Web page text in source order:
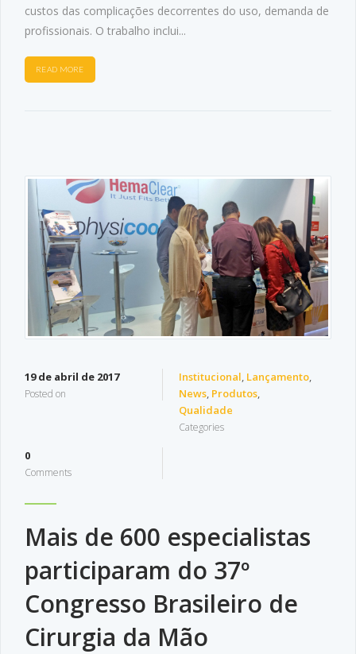
custos das complicações decorrentes do uso, demanda de
profissionais. O trabalho inclui...
READ MORE
19 de abril de 2017
Posted on
Institucional, Lançamento,
News, Produtos,
Qualidade
Categories
0
Comments
Mais de 600 especialistas
participaram do 37º
Congresso Brasileiro de
Cirurgia da Mão